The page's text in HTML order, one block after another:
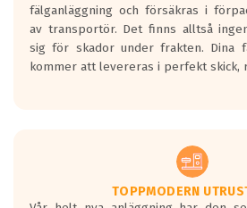
fälganläggning och försäkras i
av transportör. Det finns alltså
sig för skador under frakten. Dina
kommer att levereras i perfekt skick,
TOPPMODERN